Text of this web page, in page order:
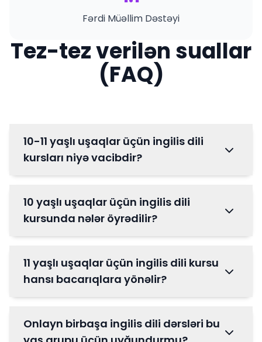
Fərdi Müəllim Dəstəyi
Tez-tez verilən suallar
(FAQ)
10-11 yaşlı uşaqlar üçün ingilis dili
kursları niyə vacibdir?
10 yaşlı uşaqlar üçün ingilis dili
kursunda nələr öyrədilir?
11 yaşlı uşaqlar üçün ingilis dili kursu
hansı bacarıqlara yönəlir?
Onlayn birbaşa ingilis dili dərsləri bu